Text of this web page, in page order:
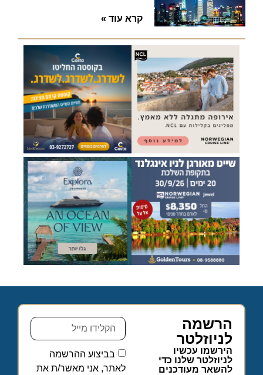
קרא עוד »
הרשמה
לניוזלטר
הירשמו עכשיו
לניוזלטר שלנו כדי
להשאר מעודכנים
בביצוע ההרשמה
לאתר, אני מאשר/ת את